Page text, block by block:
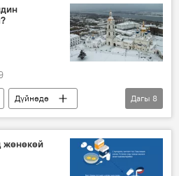
Дүйнөдө
Сибирь
ашпозчу
Дагы 8
жөнөкөй